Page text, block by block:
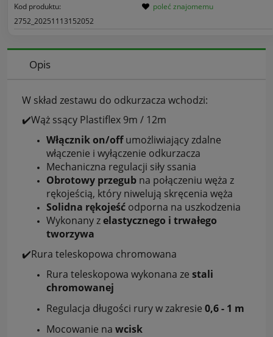
Kod produktu:
2752_20251113152052
poleć znajomemu
Opis
W skład zestawu do odkurzacza wchodzi:
✔️Wąż ssący Plastiflex 9m / 12m
Włącznik on/offumożliwiający zdalne
włączenie i wyłączenie odkurzacza
Mechaniczna regulacji siły ssania
Obrotowy przegub na połączeniu węża z
rękojeścią, który niwelują skręcenia węża
Solidna rękojeść odporna na uszkodzenia
Wykonany zelastycznego i trwałego
tworzywa
✔️Rura teleskopowa chromowana
Rura teleskopowa wykonana ze stali
chromowanej
Regulacja długości rury w zakresie 0,6 - 1 m
Mocowanie na wcisk